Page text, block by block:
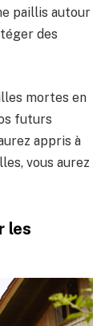
paillis autour
des
mortes en
futurs
appris à
vous aurez
les